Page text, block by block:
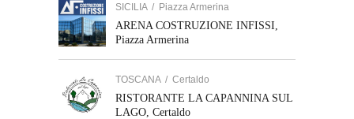
SICILIA / Piazza Armerina
ARENA COSTRUZIONE INFISSI,
Piazza Armerina
TOSCANA / Certaldo
RISTORANTE LA CAPANNINA SUL
LAGO, Certaldo